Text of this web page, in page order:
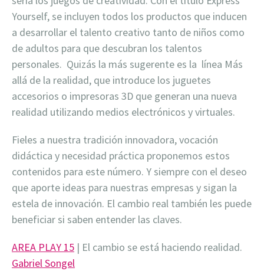
Yourself, se incluyen todos los productos que inducen
a desarrollar el talento creativo tanto de niños como
de adultos para que descubran los talentos
personales. Quizás la más sugerente es la línea Más
allá de la realidad, que introduce los juguetes
accesorios o impresoras 3D que generan una nueva
realidad utilizando medios electrónicos y virtuales.
Fieles a nuestra tradición innovadora, vocación
didáctica y necesidad práctica proponemos estos
contenidos para este número. Y siempre con el deseo
que aporte ideas para nuestras empresas y sigan la
estela de innovación. El cambio real también les puede
beneficiar si saben entender las claves.
AREA PLAY 15 | El cambio se está haciendo realidad.
Gabriel Songel